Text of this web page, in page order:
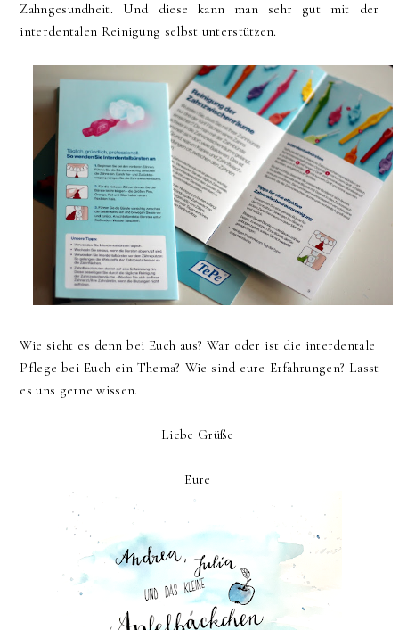
Zahngesundheit. Und diese kann man sehr gut mit der
interdentalen Reinigung selbst unterstützen.
Wie sieht es denn bei Euch aus? War oder ist die interdentale
Pflege bei Euch ein Thema? Wie sind eure Erfahrungen? Lasst
es uns gerne wissen.
Liebe Grüße
Eure